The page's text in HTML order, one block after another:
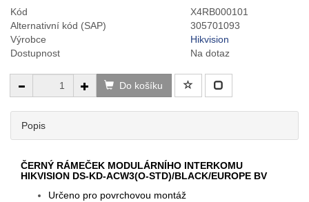
Kód
X4RB000101
Alternativní kód (SAP)
305701093
Výrobce
Hikvision
Dostupnost
Na dotaz
Do košíku
Popis
ČERNÝ RÁMEČEK MODULÁRNÍHO INTERKOMU
HIKVISION DS-KD-ACW3(O-STD)/BLACK/EUROPE BV
Určeno pro povrchovou montáž